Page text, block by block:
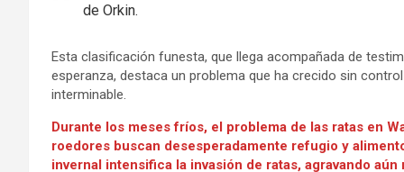
de Orkin.
Esta clasificación funesta, que llega acompañada de
esperanza, destaca un problema que ha crecido sin
interminable.
Durante los meses fríos, el problema de las ratas en
roedores buscan desesperadamente refugio y
invernal intensifica la invasión de ratas, agravando